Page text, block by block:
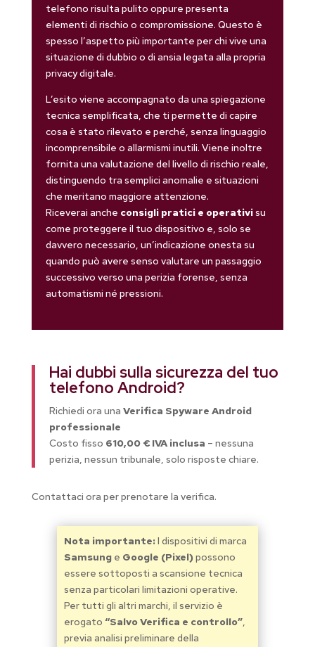
telefono risulta pulito oppure presenta
elementi di rischio o compromissione. Questo è
spesso l’aspetto più importante per chi vive una
situazione di dubbio o di ansia legata alla propria
privacy digitale.
L’esito viene accompagnato da una spiegazione
tecnica semplificata, che ti permette di capire
cosa è stato rilevato e perché, senza linguaggio
incomprensibile o allarmismi inutili. Viene inoltre
fornita una valutazione del livello di rischio reale,
distinguendo tra semplici anomalie e situazioni
che meritano maggiore attenzione.
Riceverai anche consigli pratici e operativisu
come proteggere il tuo dispositivo e, solo se
davvero necessario, un’indicazione onesta su
quando può avere senso valutare un passaggio
successivo verso una perizia forense, senza
automatismi né pressioni.
Hai dubbi sulla sicurezza del tuo
telefono Android?
Richiedi ora una Verifica Spyware Android
professionale
Costo fisso 610,00 € IVA inclusa – nessuna
perizia, nessun tribunale, solo risposte chiare.
Contattaci ora per prenotare la verifica.
Nota importante:I dispositivi di marca
Samsunge Google (Pixel)possono
essere sottoposti a scansione tecnica
senza particolari limitazioni operative.
Per tutti gli altri marchi, il servizio è
erogato “Salvo Verifica e controllo”,
previa analisi preliminare della